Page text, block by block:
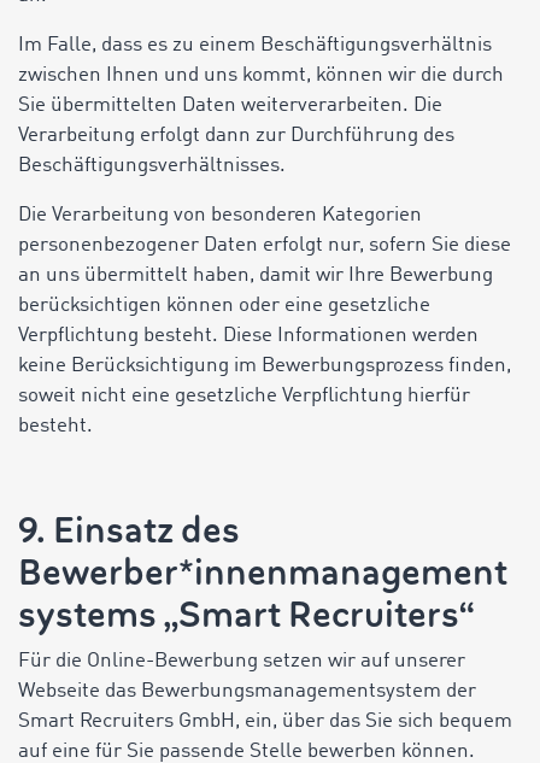
Im Falle, dass es zu einem Beschäftigungsverhältnis
zwischen Ihnen und uns kommt, können wir die durch
Sie übermittelten Daten weiterverarbeiten. Die
Verarbeitung erfolgt dann zur Durchführung des
Beschäftigungsverhältnisses.
Die Verarbeitung von besonderen Kategorien
personenbezogener Daten erfolgt nur, sofern Sie diese
an uns übermittelt haben, damit wir Ihre Bewerbung
berücksichtigen können oder eine gesetzliche
Verpflichtung besteht. Diese Informationen werden
keine Berücksichtigung im Bewerbungsprozess finden,
soweit nicht eine gesetzliche Verpflichtung hierfür
besteht.
9. Einsatz des
Bewerber*innenmanagement
systems „Smart Recruiters“
Für die Online-Bewerbung setzen wir auf unserer
Webseite das Bewerbungsmanagementsystem der
Smart Recruiters GmbH, ein, über das Sie sich bequem
auf eine für Sie passende Stelle bewerben können.